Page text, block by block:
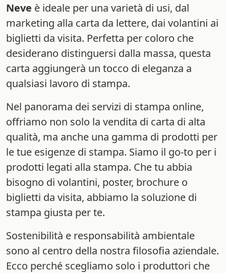
Neve è ideale per una varietà di usi, dal
marketing alla carta da lettere, dai volantini ai
biglietti da visita. Perfetta per coloro che
desiderano distinguersi dalla massa, questa
carta aggiungerà un tocco di eleganza a
qualsiasi lavoro di stampa.
Nel panorama dei servizi di stampa online,
offriamo non solo la vendita di carta di alta
qualità, ma anche una gamma di prodotti per
le tue esigenze di stampa. Siamo il go-to per i
prodotti legati alla stampa. Che tu abbia
bisogno di volantini, poster, brochure o
biglietti da visita, abbiamo la soluzione di
stampa giusta per te.
Sostenibilità e responsabilità ambientale
sono al centro della nostra filosofia aziendale.
Ecco perché scegliamo solo i produttori che